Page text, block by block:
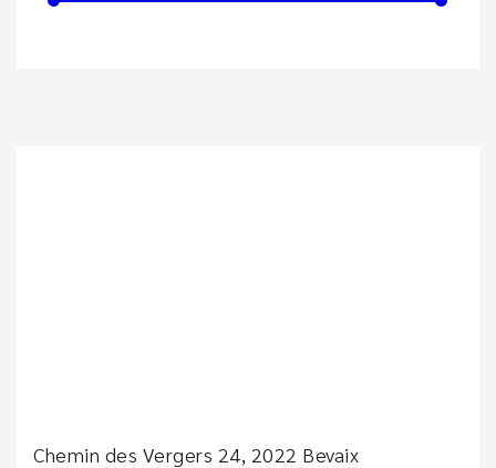
Chemin des Vergers 24, 2022 Bevaix